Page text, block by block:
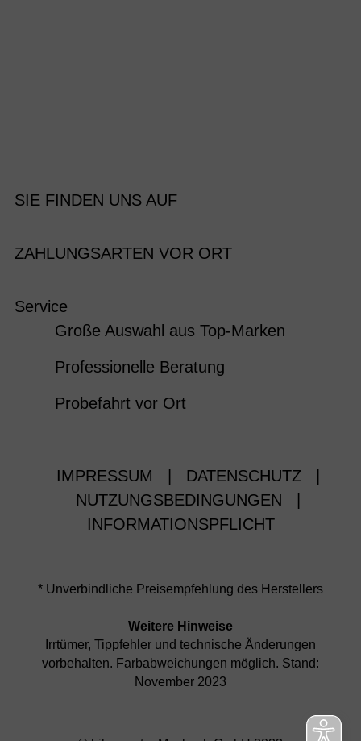
SIE FINDEN UNS AUF
ZAHLUNGSARTEN VOR ORT
Service
Große Auswahl aus Top-Marken
Professionelle Beratung
Probefahrt vor Ort
IMPRESSUM DATENSCHUTZ
NUTZUNGSBEDINGUNGEN
INFORMATIONSPFLICHT
* Unverbindliche Preisempfehlung des Herstellers
Weitere Hinweise
Irrtümer, Tippfehler und technische Änderungen
vorbehalten. Farbabweichungen möglich. Stand:
November 2023